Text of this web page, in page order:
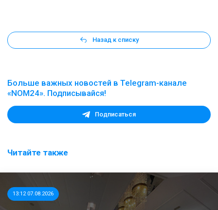
Назад к списку
Больше важных новостей в Telegram-канале
«NOM24». Подписывайся!
Подписаться
Читайте также
13:12 07.08.2026